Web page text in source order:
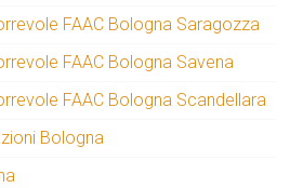
FAAC Bologna Saragozza
FAAC Bologna Savena
FAAC Bologna Scandellara
Bologna